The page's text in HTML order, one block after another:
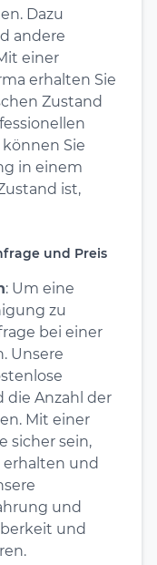
Dazu
andere
einer
erhalten Sie
Zustand
Sie
in einem
ist,
und Preis
: Um eine
zu
bei einer
Unsere
die Anzahl der
Mit einer
sicher sein,
erhalten und
und
und